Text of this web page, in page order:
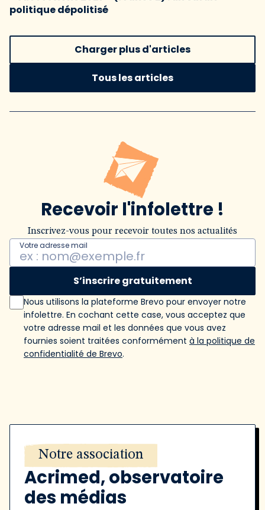
politique dépolitisé
Charger plus d'articles
Tous les articles
Recevoir l'infolettre !
Inscrivez-vous pour recevoir toutes nos actualités
Votre adresse mail
S’inscrire gratuitement
Nous utilisons la plateforme Brevo pour envoyer notre
infolettre. En cochant cette case, vous acceptez que
votre adresse mail et les données que vous avez
fournies soient traitées conformément à la politique de
confidentialité de Brevo.
Notre association
Acrimed, observatoire
des médias